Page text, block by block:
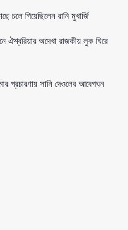
চলে গিয়েছিলেন রানি মুখার্জি
অদেখা রাজকীয় লুক ঘিরে
প্রচারণায় সানি দেওলের আবেগঘন